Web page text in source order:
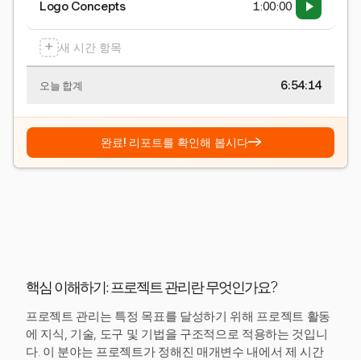
Logo Concepts 1:00:00
+ 새 시간 항목
오늘 합계 6:54:15
완료! 리포트를 확인해 봅시다→
핵심 이해하기: 프로젝트 관리란 무엇인가요?
프로젝트 관리는 특정 목표를 달성하기 위해 프로젝트 활동
에 지식, 기술, 도구 및 기법을 구조적으로 적용하는 것입니
다. 이 분야는 프로젝트가 정해진 매개변수 내에서 제 시간